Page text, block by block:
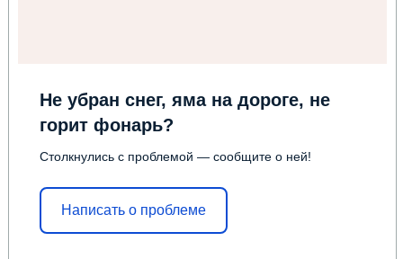
Не убран снег, яма на дороге, не
горит фонарь?
Столкнулись с проблемой — сообщите о ней!
Написать о проблеме